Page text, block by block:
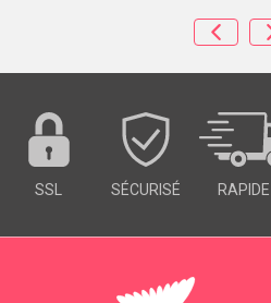
SSL SÉCURISÉ RAPIDE